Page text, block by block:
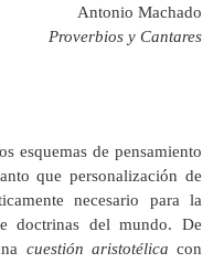
Antonio Machado
Proverbios y Cantares
esquemas de pensamiento
que personalización de
necesario para la
doctrinas del mundo. De
cuestión aristotélica con